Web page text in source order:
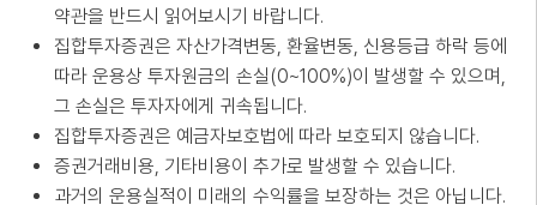
약관을 반드시 읽어보시기 바랍니다.
집합투자증권은 자산가격변동, 환율변동, 신용등급 하락 등에
따라 운용상 투자원금의 손실(0~100%)이 발생할 수 있으며,
그 손실은 투자자에게 귀속됩니다.
집합투자증권은 예금자보호법에 따라 보호되지 않습니다.
증권거래비용, 기타비용이 추가로 발생할 수 있습니다.
과거의 운용실적이 미래의 수익률을 보장하는 것은 아닙니다.